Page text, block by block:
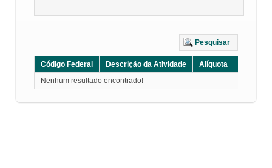
Pesquisar
Código Federal Descrição da Atividade Alíquota
Nenhum resultado encontrado!